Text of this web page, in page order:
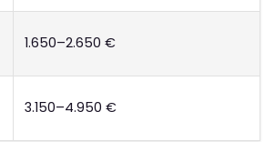
1.650–2.650 €
3.150–4.950 €